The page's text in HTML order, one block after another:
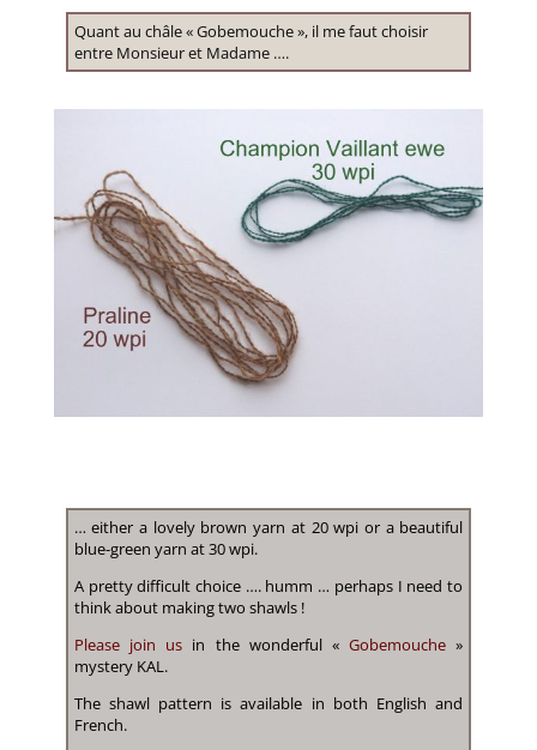
Quant au châle « Gobemouche », il me faut choisir
entre Monsieur et Madame ….
… either a lovely brown yarn at 20 wpi or a beautiful
blue-green yarn at 30 wpi.
A pretty difficult choice …. humm … perhaps I need to
think about making two shawls !
Please join us in the wonderful «Gobemouche »
mystery KAL.
The shawl pattern is available in both English and
French.